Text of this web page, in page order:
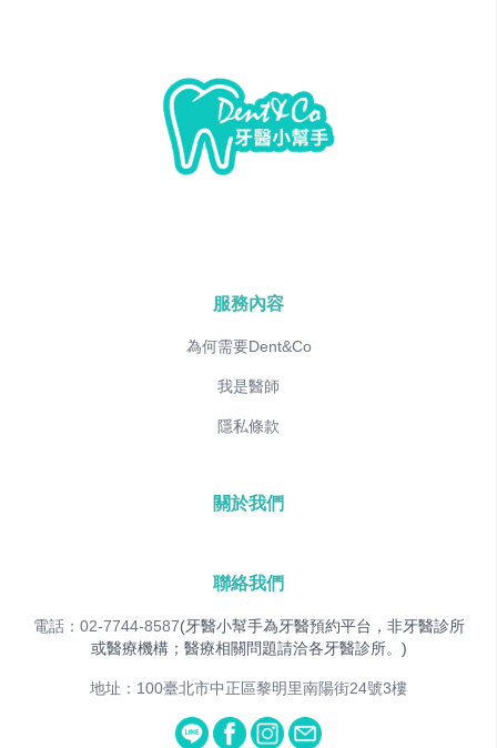
服務內容
為何需要Dent&Co
我是醫師
隱私條款
關於我們
聯絡我們
電話：02-7744-8587(牙醫小幫手為牙醫預約平台，非牙醫診所
或醫療機構；醫療相關問題請洽各牙醫診所。)
地址：100臺北市中正區黎明里南陽街24號3樓